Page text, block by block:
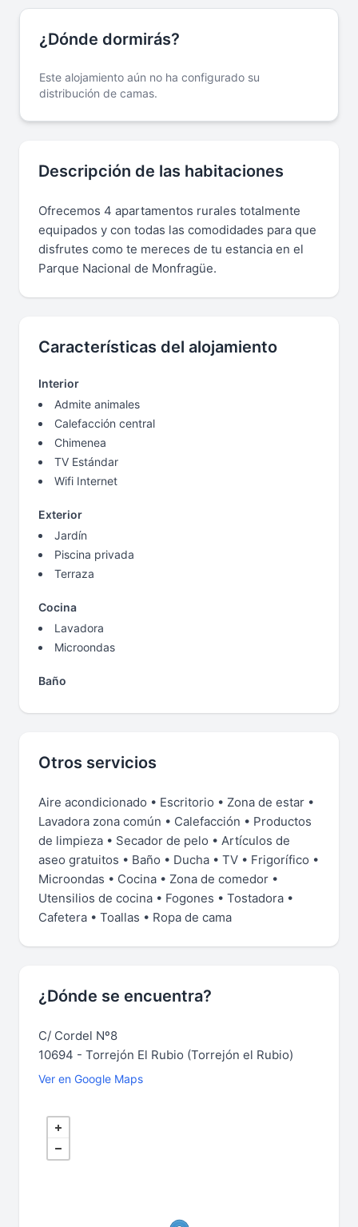
¿Dónde dormirás?
Este alojamiento aún no ha configurado su
distribución de camas.
Descripción de las habitaciones
Ofrecemos 4 apartamentos rurales totalmente
equipados y con todas las comodidades para que
disfrutes como te mereces de tu estancia en el
Parque Nacional de Monfragüe.
Características del alojamiento
Interior
Admite animales
Calefacción central
Chimenea
TV Estándar
Wifi Internet
Exterior
Jardín
Piscina privada
Terraza
Cocina
Lavadora
Microondas
Baño
Otros servicios
Aire acondicionado • Escritorio • Zona de estar •
Lavadora zona común • Calefacción • Productos
de limpieza • Secador de pelo • Artículos de
aseo gratuitos • Baño • Ducha • TV • Frigorífico •
Microondas • Cocina • Zona de comedor •
Utensilios de cocina • Fogones • Tostadora •
Cafetera • Toallas • Ropa de cama
¿Dónde se encuentra?
C/ Cordel Nº8
10694 - Torrejón El Rubio (Torrejón el Rubio)
Ver en Google Maps